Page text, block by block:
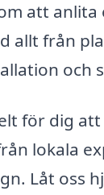
att
allt från
och
för dig
lokala
Låt oss